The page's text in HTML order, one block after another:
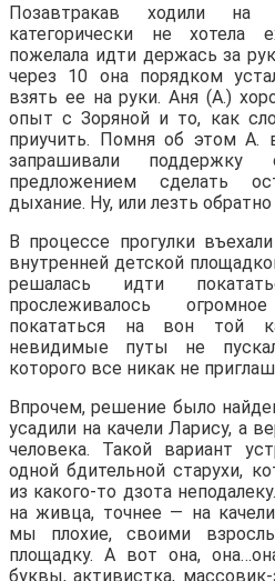
Позавтракав ходили
категорически не
пожелала идти держась за
через 10 она порядком
взять ее на руки. Аня (А.)
опыт с Зоряной и то, как
приучить. Помня об этом А.
запрашивали поддержку
предложением сделать
дыхание. Ну, или лезть
В процессе прогулки
внутренней детской
решалась идти
прослеживалось
покататься на вон той
невидимые путы не
которого все никак не
Впрочем, решение было
усадили на качели Ларису, а
человека. Такой вариант
одной бдительной старухи,
из какого-то дзота
на живца, точнее — на
мы плохие, своими
площадку. А вот она,
буквы, активистка,